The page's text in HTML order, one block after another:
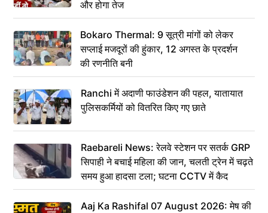
और होगा तेज
Bokaro Thermal: 9 सूत्री मांगों को लेकर
सप्लाई मजदूरों की हुंकार, 12 अगस्त के प्रदर्शन
की रणनीति बनी
Ranchi में अदाणी फाउंडेशन की पहल, यातायात
पुलिसकर्मियों को वितरित किए गए छाते
Raebareli News: रेलवे स्टेशन पर सतर्क GRP
सिपाही ने बचाई महिला की जान, चलती ट्रेन में चढ़ते
समय हुआ हादसा टला; घटना CCTV में कैद
Aaj Ka Rashifal 07 August 2026: मेष की